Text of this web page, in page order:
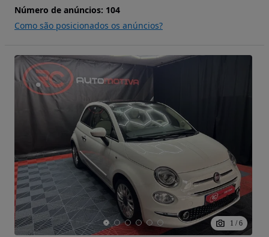
Número de anúncios: 104
Como são posicionados os anúncios?
1 / 6